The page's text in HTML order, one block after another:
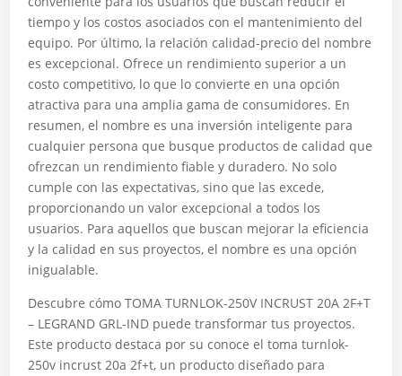
tiempo y los costos asociados con el mantenimiento del
equipo. Por último, la relación calidad-precio del nombre
es excepcional. Ofrece un rendimiento superior a un
costo competitivo, lo que lo convierte en una opción
atractiva para una amplia gama de consumidores. En
resumen, el nombre es una inversión inteligente para
cualquier persona que busque productos de calidad que
ofrezcan un rendimiento fiable y duradero. No solo
cumple con las expectativas, sino que las excede,
proporcionando un valor excepcional a todos los
usuarios. Para aquellos que buscan mejorar la eficiencia
y la calidad en sus proyectos, el nombre es una opción
inigualable.
Descubre cómo TOMA TURNLOK-250V INCRUST 20A 2F+T
– LEGRAND GRL-IND puede transformar tus proyectos.
Este producto destaca por su conoce el toma turnlok-
250v incrust 20a 2f+t, un producto diseñado para